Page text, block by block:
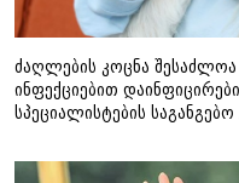
ძაღლების კოცნა
ინფექციებით
სპეციალისტების